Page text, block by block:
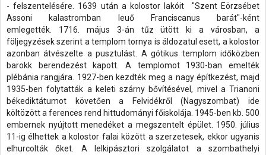
- felszentelésére. 1639 után a kolostor lakóit "Szent Eörzsébet
Assoni kalastromban leuő Franciscanus barát"-ként
emlegették. 1716. május 3-án tűz ütött ki a városban, a
följegyzések szerint a templom tornya is áldozatul esett, a kolostor
azonban átvészelte a pusztulást. A gótikus templom időközben
barokk berendezést kapott. A templomot 1930-ban emelték
plébánia rangjára. 1927-ben kezdték meg a nagy építkezést, majd
1935-ben folytatták a keleti szárny bővítésével, mivel a Trianoni
békediktátumot követően a Felvidékről (Nagyszombat) ide
költözött a ferences rend hittudományi főiskolája. 1945-ben kb. 500
embernek nyújtott menedéket a megszentelt épület. 1950. július
11-ig élhettek a kolostor falai között a szerzetesek, ekkor ugyanis
elhurcolták őket. A lelkipásztori szolgálatot a szombathelyi